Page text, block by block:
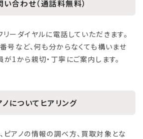
合わせ（通話料無料）
ーダイヤルに電話していただきます。
号など、何も分からなくても構いませ
1から親切・丁寧にご案内します。
についてヒアリング
アノの情報の調べ方、買取対象とな